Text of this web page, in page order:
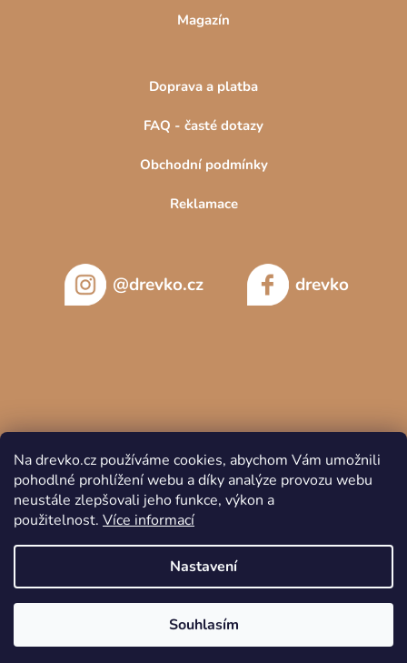
Na drevko.cz používáme cookies, abychom Vám umožnili
pohodlné prohlížení webu a díky analýze provozu webu
neustále zlepšovali jeho funkce, výkon a
použitelnost. Více informací
Nastavení
Souhlasím
Magazín
Doprava a platba
FAQ - časté dotazy
Obchodní podmínky
Reklamace
@drevko.cz drevko
Vytvořil Shoptet